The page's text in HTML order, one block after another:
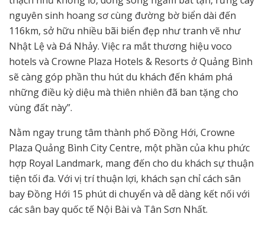
nguyên sinh hoang sơ cùng đường bờ biển dài đến
116km, sở hữu nhiều bãi biển đẹp như tranh vẽ như
Nhật Lệ và Đá Nhảy. Việc ra mắt thương hiệu voco
hotels và Crowne Plaza Hotels & Resorts ở Quảng Bình
sẽ càng góp phần thu hút du khách đến khám phá
những điều kỳ diệu mà thiên nhiên đã ban tặng cho
vùng đất này”.
Nằm ngay trung tâm thành phố Đồng Hới, Crowne
Plaza Quảng Bình City Centre, một phần của khu phức
hợp Royal Landmark, mang đến cho du khách sự thuận
tiện tối đa. Với vị trí thuận lợi, khách sạn chỉ cách sân
bay Đồng Hới 15 phút di chuyển và dễ dàng kết nối với
các sân bay quốc tế Nội Bài và Tân Sơn Nhất.